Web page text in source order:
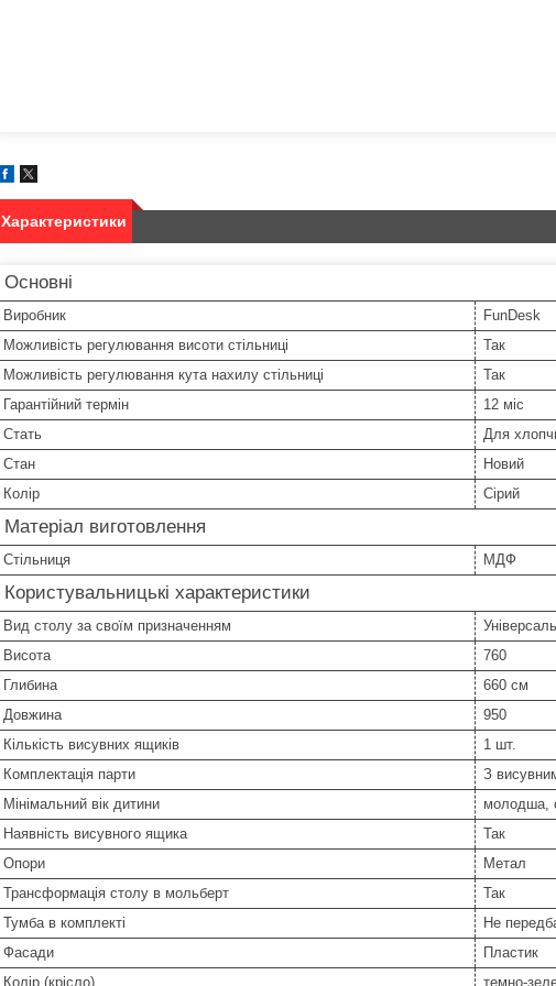
Характеристики
Основні
Виробник
FunDesk
Можливість регулювання висоти стільниці
Так
Можливість регулювання кута нахилу стільниці
Так
Гарантійний термін
12 міс
Стать
Для
Стан
Новий
Колір
Сірий
Матеріал виготовлення
Стільниця МДФ
Користувальницькі характеристики
Вид столу за своїм призначенням
Висота
760
Глибина
660 см
Довжина
950
Кількість висувних ящиків
1 шт.
Комплектація парти
З
Мінімальний вік дитини
молодша,
Наявність висувного ящика
Так
Опори
Метал
Трансформація столу в мольберт
Так
Тумба в комплекті
Не
Фасади
Пластик
Колір (крісло)
темно-